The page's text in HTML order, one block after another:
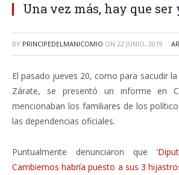
Una vez más, hay que ser
BY PRINCIPEDELMANICOMIO ON 22 JUNIO, 2019
El pasado jueves 20, como para sacudir
Zárate, se presentó un informe en
mencionaban los familiares de los
las dependencias oficiales.
Puntualmente denunciaron que
Cambiemos habría puesto a sus 3